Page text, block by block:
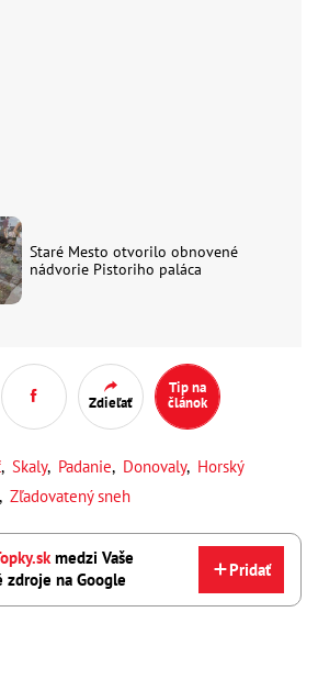
Staré Mesto otvorilo obnovené
nádvorie Pistoriho paláca
Zdieľať
Tip na
článok
, Skaly, Padanie, Donovaly, Horský
, Zľadovatený sneh
medzi Vaše
zdroje na Google
Pridať